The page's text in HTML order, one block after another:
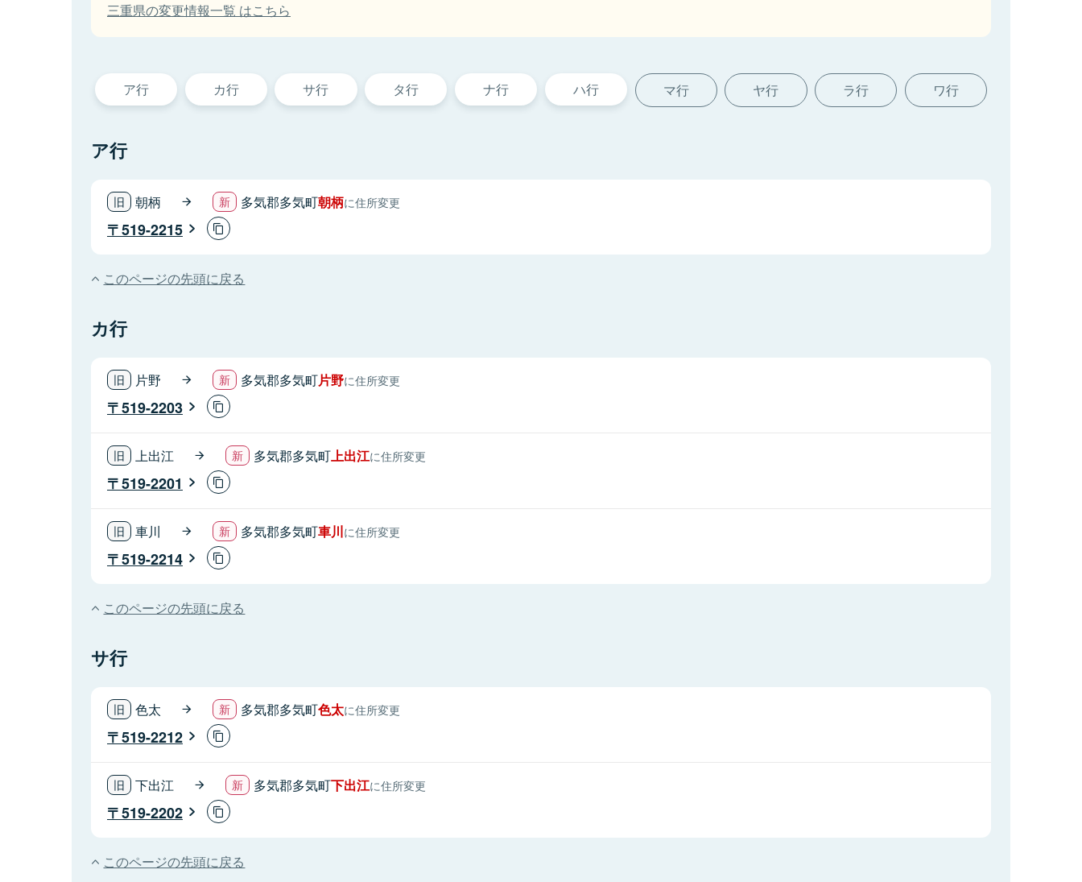
三重県の変更情報一覧 はこちら
ア行 カ行 サ行 タ行 ナ行 ハ行 マ行 ヤ行 ラ行 ワ行
ア行
朝柄 多気郡多気町朝柄に住所変更
519-2215
このページの先頭に戻る
カ行
片野 多気郡多気町片野に住所変更
519-2203
上出江 多気郡多気町上出江に住所変更
519-2201
車川 多気郡多気町車川に住所変更
519-2214
このページの先頭に戻る
サ行
色太 多気郡多気町色太に住所変更
519-2212
下出江 多気郡多気町下出江に住所変更
519-2202
このページの先頭に戻る